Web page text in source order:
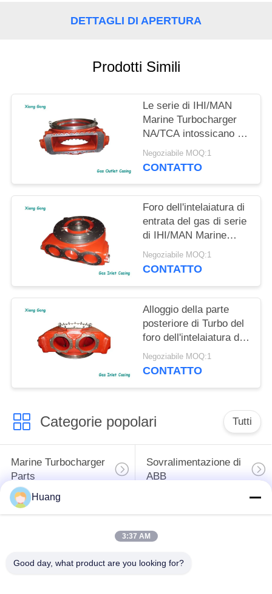
PRIVACYDETTAGLI DI APERTURA
Prodotti Simili
Le serie di IHI/MAN
Marine Turbocharger
NA/TCA intossicano la
portata di rivestimento
di lunga vita dello
Negoziabile MOQ:1
CONTATTO
Foro dell'intelaiatura di
entrata del gas di serie
di IHI/MAN Marine
Turbocharger Turbo
Housing NA/TCA tre
Negoziabile MOQ:1
CONTATTO
Alloggio della parte
posteriore di Turbo del
foro dell'intelaiatura di
entrata del gas due per
il motore diesel della
Negoziabile MOQ:1
CONTATTO
Categorie popolari Tutti
Marine Turbocharger
Parts
Sovralimentazione di
ABB
Mitsubishi HA
sovralimentazione
Huang
3:37 AM
Good day, what product are you looking for?